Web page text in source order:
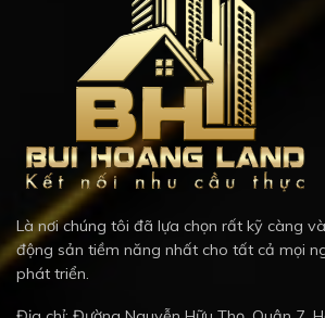
Là nơi chúng tôi đã lựa chọn rất kỹ càng
động sản tiềm năng nhất cho tất cả mọi
phát triển.